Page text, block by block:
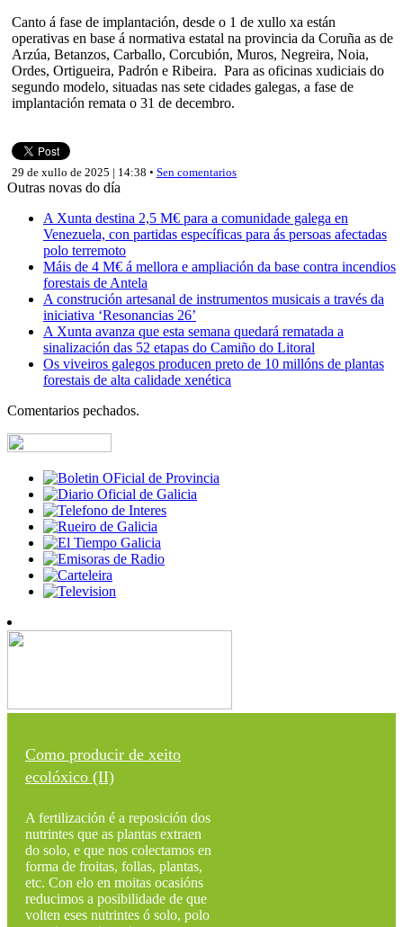
Canto á fase de implantación, desde o 1 de xullo xa están
operativas en base á normativa estatal na provincia da Coruña as de
Arzúa, Betanzos, Carballo, Corcubión, Muros, Negreira, Noia,
Ordes, Ortigueira, Padrón e Ribeira. Para as oficinas xudiciais do
segundo modelo, situadas nas sete cidades galegas, a fase de
implantación remata o 31 de decembro.
29 de xullo de 2025 | 14:38 • Sen comentarios
Outras novas do día
A Xunta destina 2,5 M€ para a comunidade galega en
Venezuela, con partidas específicas para ás persoas afectadas
polo terremoto
Máis de 4 M€ á mellora e ampliación da base contra incendios
forestais de Antela
A construción artesanal de instrumentos musicais a través da
iniciativa ‘Resonancias 26’
A Xunta avanza que esta semana quedará rematada a
sinalización das 52 etapas do Camiño do Litoral
Os viveiros galegos producen preto de 10 millóns de plantas
forestais de alta calidade xenética
Comentarios pechados.
Como producir de xeito
ecolóxico (II)
A fertilización é a reposición dos
nutrintes que as plantas extraen
do solo, e que nos colectamos en
forma de froitas, follas, plantas,
etc. Con elo en moitas ocasións
reducimos a posibilidade de que
volten eses nutrintes ó solo, polo